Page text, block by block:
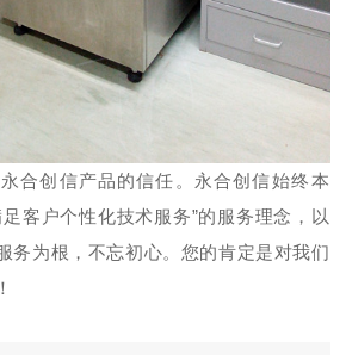
合创信产品的信任。永合创信始终本
客户个性化技术服务”的服务理念，以
务为根，不忘初心。您的肯定是对我们